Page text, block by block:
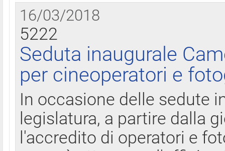
16/03/2018
5222
Seduta inaugurale
per cineoperatori e
In occasione delle sedute
legislatura, a partire dalla
l'accredito di operatori e